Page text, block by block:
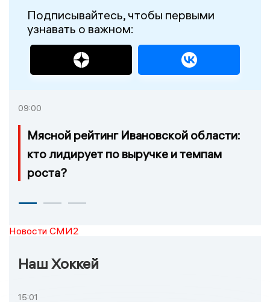
Подписывайтесь, чтобы первыми
узнавать о важном:
09:00
Мясной рейтинг Ивановской области:
кто лидирует по выручке и темпам
роста?
Новости СМИ2
Наш Хоккей
15:01